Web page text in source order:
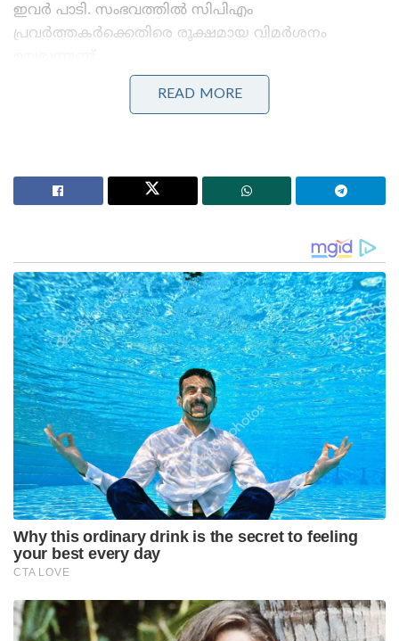
ഇവർ പാടി. സംഭവത്തിൽ സിപിഎം
പ്രവർത്തകർക്കെതിരെ രൂക്ഷമായ വിമർശനം
Stories you may like
മീഡിയയിൽ ചരിത്ര വെല്ലുവിളിയുമായി യുവാവ്
‘എങ്ങനെ സംഭവിച്ചുവെന്ന് അറിയില്ല, ക്ഷമ
നിഷേധിച്ചതായി റിപ്പോർട്ട് ,മാപ്പ് പറഞ്ഞ് താരം
അടുത്തിടെയാണ് സൂരജ് കൊലക്കേസ് പ്രതികൾക്ക്
കോടതി ശിക്ഷവിധിച്ചത്. മുഖ്യമന്ത്രിയുടെ പ്രസ്
സെക്രട്ടറി പിഎം മനോജിന്റെ സഹോദരൻ മനോരാജ്,
ടി.വി രജീഷ്, യോഗേഷ്, ഷംജിത്ത്, സജീവൻ,
പ്രഭാകരൻ, പത്മനാഭൻ, രാധാകൃഷ്ണൻ
എന്നിവരടക്കം ഒൻപത് പേർക്ക് ആയിരുന്നു ശിക്ഷ
വിധിച്ചത്.
2005 ൽ ആയിരുന്നു ബിജെപി പ്രവർത്തകൻ ആയ
സൂരജിനെ പ്രതികൾ ചേർന്ന്
വെട്ടിക്കൊലപ്പെടുത്തിയത്. സിപിഎം വിട്ട്
ബിജെപിയിൽ ചേർന്നതിന്റെ പകയിൽ ആയിരുന്നു
കൊലപാതകം. കേസിൽ പ്രതികൾക്ക് ജീവപര്യന്തവും
Tags: cpm kannur sooraj murder case
READ MORE